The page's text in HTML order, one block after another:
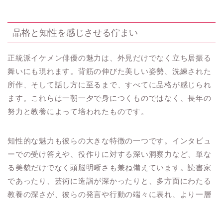
品格と知性を感じさせる佇まい
正統派イケメン俳優の魅力は、外見だけでなく立ち居振る
舞いにも現れます。背筋の伸びた美しい姿勢、洗練された
所作、そして話し方に至るまで、すべてに品格が感じられ
ます。これらは一朝一夕で身につくものではなく、長年の
努力と教養によって培われたものです。
知性的な魅力も彼らの大きな特徴の一つです。インタビュ
ーでの受け答えや、役作りに対する深い洞察力など、単な
る美貌だけでなく頭脳明晰さも兼ね備えています。読書家
であったり、芸術に造詣が深かったりと、多方面にわたる
教養の深さが、彼らの発言や行動の端々に表れ、より一層